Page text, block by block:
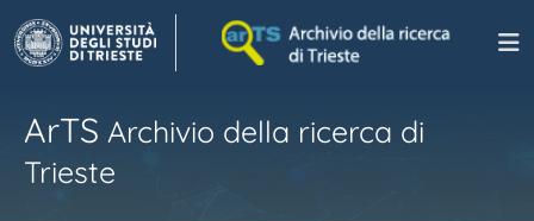
ArTS Archivio della ricerca di
Trieste